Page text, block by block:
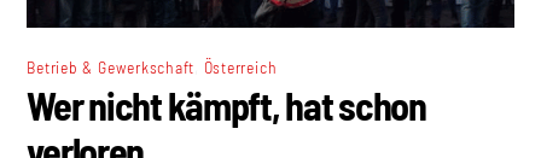
Betrieb & Gewerkschaft Österreich
Wer nicht kämpft, hat schon